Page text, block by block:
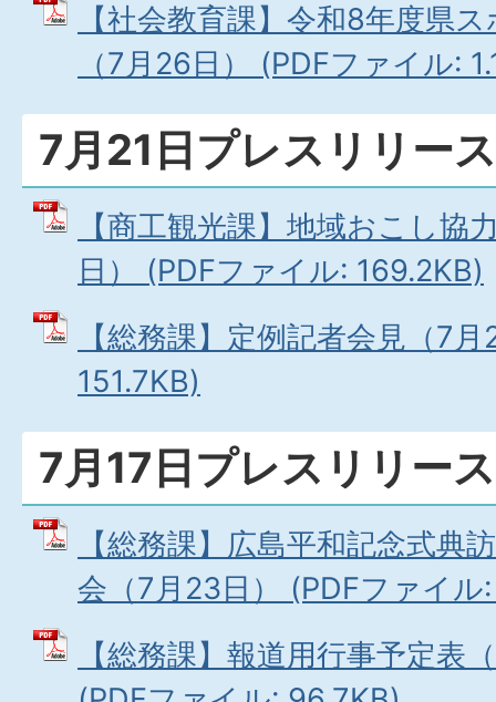
【社会教育課】令和8年度県
（7月26日） (PDFファイル:
7月21日プレスリリース
【商工観光課】地域おこし協
日） (PDFファイル: 169.2KB)
【総務課】定例記者会見（7
151.7KB)
7月17日プレスリリース
【総務課】広島平和記念式典
会（7月23日） (PDFファイル
【総務課】報道用行事予定表